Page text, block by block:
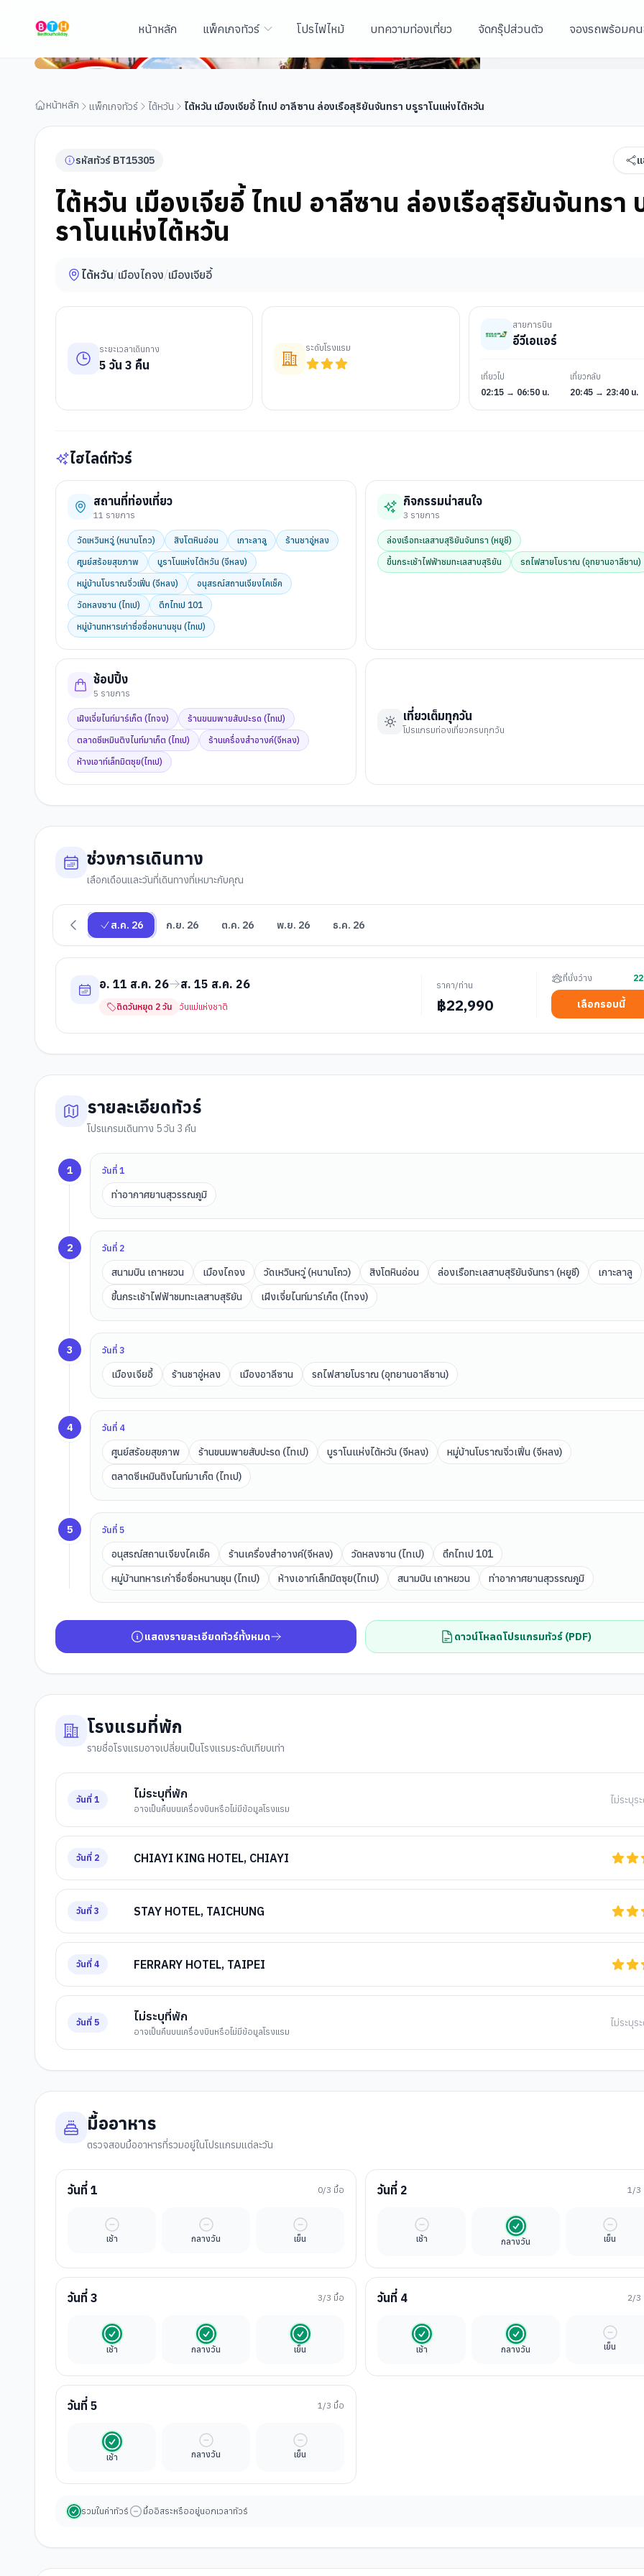
หน้าหลัก แพ็คเกจทัวร์ โปรไฟไหม้ บทความท่องเที่ยว จัดกรุ๊ปส่วนตัว
จองรถพร้อมค
หน้าหลัก แพ็กเกจทัวร์ ไต้หวัน ไต้หวัน เมืองเจียอี้ ไทเป อาลีซาน ล่องเรือสุริยันจันทรา บรูราโนแห่งไต้หวัน
รหัสทัวร์ BT15305
ไต้หวัน เมืองเจียอี้ ไทเป อาลีซาน ล่องเรือสุริยันจันทรา
ราโนแห่งไต้หวัน
ไต้หวัน/เมืองไถจง/เมืองเจียอี้
ระยะเวลาเดินทาง
5 วัน 3 คืน
ระดับโรงแรม
สายการบิน
อีวีเอแอร์
เที่ยวไป
02:15 → 06:50 น.
เที่ยวกลับ
20:45 → 23:40 น.
ไฮไลต์ทัวร์
สถานที่ท่องเที่ยว
11 รายการ
วัดเหวินหวู่ (หนานโถว) สิงโตหินอ่อน เกาะลาลู
ร้านชาอู่หลง
ศูนย์สร้อยสุขภาพ
บูราโนแห่งไต้หวัน (จีหลง)
หมู่บ้านโบราณจิ่วเฟิ่น (จีหลง)
อนุสรณ์สถานเจียงไคเช็ค
วัดหลงซาน (ไทเป)
ตึกไทเป 101
หมู่บ้านทหารเก่าซื่อซื่อหนานชุน (ไทเป)
กิจกรรมน่าสนใจ
3 รายการ
ล่องเรือทะเลสาบสุริยันจันทรา (หยูชี)
ขึ้นกระเช้าไฟฟ้าชมทะเลสาบสุริยัน
รถไฟสายโบราณ (อุทยานอาลีซาน)
ช้อปปิ้ง
5 รายการ
เฝิงเจี่ยไนท์มาร์เก็ต (ไทจง)
ร้านขนมพายสับปะรด (ไทเป)
ตลาดซีเหมินติงไนท์มาเก็ต (ไทเป)
ร้านเครื่องสำอางค์(จีหลง)
ห้างเอาท์เล็ทมิตซุย(ไทเป)
เที่ยวเต็มทุกวัน
โปรแกรมท่องเที่ยวครบทุกวัน
ช่วงการเดินทาง
เลือกเดือนและวันที่เดินทางที่เหมาะกับคุณ
ส.ค. 26 ก.ย. 26 ต.ค. 26 พ.ย. 26 ธ.ค. 26
อ. 11 ส.ค. 26 ส. 15 ส.ค. 26
ติดวันหยุด 2 วัน วันแม่แห่งชาติ
ราคา/ท่าน
฿22,990
ที่นั่งว่าง 22
เลือกรอบนี้
รายละเอียดทัวร์
โปรแกรมเดินทาง 5 วัน 3 คืน
1 วันที่1
ท่าอากาศยานสุวรรณภูมิ
2 วันที่ 2
สนามบิน เถาหยวน เมืองไถจง วัดเหวินหวู่ (หนานโถว) สิงโตหินอ่อน ล่องเรือทะเลสาบสุริยันจันทรา (หยูชี)
เกาะลาลู
ขึ้นกระเช้าไฟฟ้าชมทะเลสาบสุริยัน
เฝิงเจี่ยไนท์มาร์เก็ต (ไทจง)
3 วันที่3
เมืองเจียอี้ ร้านชาอู่หลง เมืองอาลีซาน รถไฟสายโบราณ (อุทยานอาลีซาน)
4 วันที่ 4
ศูนย์สร้อยสุขภาพ ร้านขนมพายสับปะรด (ไทเป) บูราโนแห่งไต้หวัน (จีหลง)
หมู่บ้านโบราณจิ่วเฟิ่น (จีหลง)
ตลาดซีเหมินติงไนท์มาเก็ต (ไทเป)
5 วันที่5
อนุสรณ์สถานเจียงไคเช็ค ร้านเครื่องสำอางค์(จีหลง) วัดหลงซาน (ไทเป)
ตึกไทเป 101
หมู่บ้านทหารเก่าซื่อซื่อหนานชุน (ไทเป)
ห้างเอาท์เล็ทมิตซุย(ไทเป) สนามบิน เถาหยวน ท่าอากาศยานสุวรรณภูมิ
แสดงรายละเอียดทัวร์ทั้งหมด ดาวน์โหลดโปรแกรมทัวร์ (PDF)
โรงแรมที่พัก
รายชื่อโรงแรมอาจเปลี่ยนเป็นโรงแรมระดับเทียบเท่า
วันที่ 1 ไม่ระบุที่พัก
อาจเป็นคืนบนเครื่องบินหรือไม่มีข้อมูลโรงแรม
ไม่ระบุร
วันที่ 2 CHIAYI KING HOTEL, CHIAYI
วันที่ 3 STAY HOTEL, TAICHUNG
วันที่ 4 FERRARY HOTEL, TAIPEI
วันที่ 5 ไม่ระบุที่พัก
อาจเป็นคืนบนเครื่องบินหรือไม่มีข้อมูลโรงแรม
ไม่ระบุร
มื้ออาหาร
ตรวจสอบมื้ออาหารที่รวมอยู่ในโปรแกรมแต่ละวัน
วันที่ 1 0/3 มื้อ
เช้า
มื้ออิสระ
กลางวัน
มื้ออิสระ
เย็น
มื้ออิสระ
วันที่ 2 1/3
เช้า
มื้ออิสระ
กลางวัน
รวมในค่าทัวร์
เย็น
มื้ออิสร
วันที่ 3 3/3 มื้อ
เช้า
รวมในค่าทัวร์
กลางวัน
รวมในค่าทัวร์
เย็น
รวมในค่าทัวร์
วันที่ 4 2/3
เช้า
รวมในค่าทัวร์
กลางวัน
รวมในค่าทัวร์
เย็น
มื้ออิสร
วันที่ 5 1/3 มื้อ
เช้า
รวมในค่าทัวร์
กลางวัน
มื้ออิสระ
เย็น
มื้ออิสระ
รวมในค่าทัวร์ มื้ออิสระหรืออยู่นอกเวลาทัวร์